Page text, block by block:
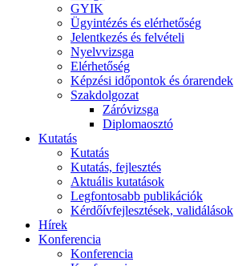
GYIK
Ügyintézés és elérhetőség
Jelentkezés és felvételi
Nyelvvizsga
Elérhetőség
Képzési időpontok és órarendek
Szakdolgozat
Záróvizsga
Diplomaosztó
Kutatás
Kutatás
Kutatás, fejlesztés
Aktuális kutatások
Legfontosabb publikációk
Kérdőívfejlesztések, validálások
Hírek
Konferencia
Konferencia